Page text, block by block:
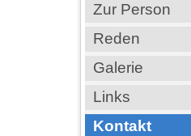
Zur Person
Reden
Galerie
Links
Kontakt